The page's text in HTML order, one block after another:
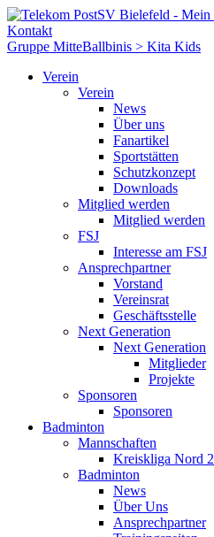
Kontakt
Gruppe MitteBallbinis > Kita Kids
Verein
Verein
News
Über uns
Fanartikel
Sportstätten
Schutzkonzept
Downloads
Mitglied werden
Mitglied werden
FSJ
Interesse am FSJ
Ansprechpartner
Vorstand
Vereinsrat
Geschäftsstelle
Next Generation
Next Generation
Mitglieder
Projekte
Sponsoren
Sponsoren
Badminton
Mannschaften
Kreiskliga Nord 2
Badminton
News
Über Uns
Ansprechpartner